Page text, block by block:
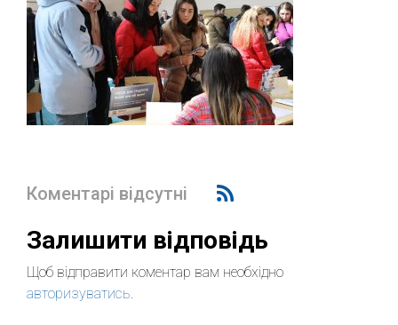
Коментарі відсутні
Залишити відповідь
Щоб відправити коментар вам необхідно
авторизуватись.